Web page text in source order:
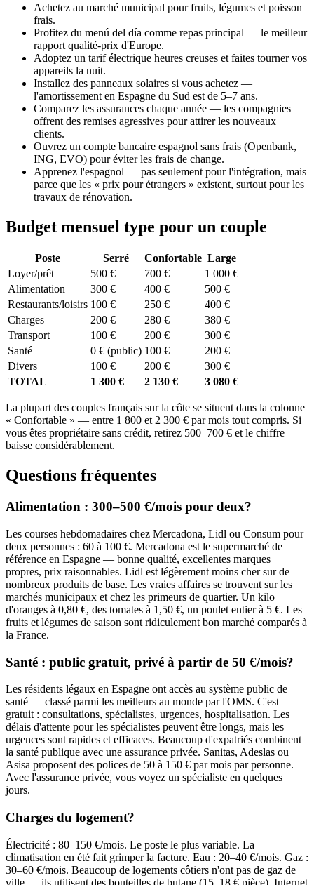
Achetez au marché municipal pour fruits, légumes et poisson
frais.
Profitez du menú del día comme repas principal — le meilleur
rapport qualité-prix d'Europe.
Adoptez un tarif électrique heures creuses et faites tourner vos
appareils la nuit.
Installez des panneaux solaires si vous achetez —
l'amortissement en Espagne du Sud est de 5–7 ans.
Comparez les assurances chaque année — les compagnies
offrent des remises agressives pour attirer les nouveaux
clients.
Ouvrez un compte bancaire espagnol sans frais (Openbank,
ING, EVO) pour éviter les frais de change.
Apprenez l'espagnol — pas seulement pour l'intégration, mais
parce que les « prix pour étrangers » existent, surtout pour les
travaux de rénovation.
Budget mensuel type pour un couple
Poste Serré Confortable Large
Loyer/prêt
500 € 700 €
1 000 €
Alimentation
300 € 400 €
500 €
Restaurants/loisirs 100 € 250 €
400 €
Charges
200 € 280 €
380 €
Transport
100 € 200 €
300 €
Santé
0 € (public) 100 €
200 €
Divers
100 € 200 €
300 €
TOTAL
1 300 € 2 130 € 3 080 €
La plupart des couples français sur la côte se situent dans la colonne
« Confortable » — entre 1 800 et 2 300 € par mois tout compris. Si
vous êtes propriétaire sans crédit, retirez 500–700 € et le chiffre
baisse considérablement.
Questions fréquentes
Alimentation : 300–500 €/mois pour deux?
Les courses hebdomadaires chez Mercadona, Lidl ou Consum pour
deux personnes : 60 à 100 €. Mercadona est le supermarché de
référence en Espagne — bonne qualité, excellentes marques
propres, prix raisonnables. Lidl est légèrement moins cher sur de
nombreux produits de base. Les vraies affaires se trouvent sur les
marchés municipaux et chez les primeurs de quartier. Un kilo
d'oranges à 0,80 €, des tomates à 1,50 €, un poulet entier à 5 €. Les
fruits et légumes de saison sont ridiculement bon marché comparés à
la France.
Santé : public gratuit, privé à partir de 50 €/mois?
Les résidents légaux en Espagne ont accès au système public de
santé — classé parmi les meilleurs au monde par l'OMS. C'est
gratuit : consultations, spécialistes, urgences, hospitalisation. Les
délais d'attente pour les spécialistes peuvent être longs, mais les
urgences sont rapides et efficaces. Beaucoup d'expatriés combinent
la santé publique avec une assurance privée. Sanitas, Adeslas ou
Asisa proposent des polices de 50 à 150 € par mois par personne.
Avec l'assurance privée, vous voyez un spécialiste en quelques
jours.
Charges du logement?
Électricité : 80–150 €/mois. Le poste le plus variable. La
climatisation en été fait grimper la facture. Eau : 20–40 €/mois. Gaz :
30–60 €/mois. Beaucoup de logements côtiers n'ont pas de gaz de
ville — ils utilisent des bouteilles de butane (15–18 € pièce). Internet